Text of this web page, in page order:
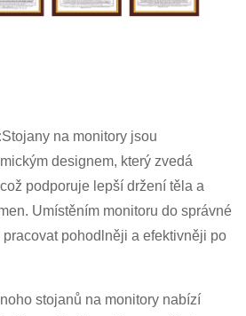
Stojany na monitory jsou
designem, který zvedá
podporuje lepší držení těla a
Umístěním monitoru do správné
pohodlněji a efektivněji po
stojanů na monitory nabízí